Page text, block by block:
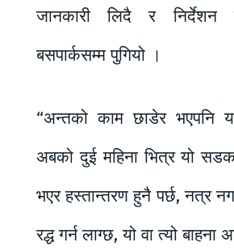
जानकारी लिदै र निर्देशन
बसपार्कसम्म पुगियो ।
“अन्तको काम छाडेर भएपनि
अबको दुई महिना भित्र यो सडक
भएर हस्तान्तरण हुनै पर्छ, नत्र
रद्ध गर्न लाग्छ, यो वा त्यो बाहना